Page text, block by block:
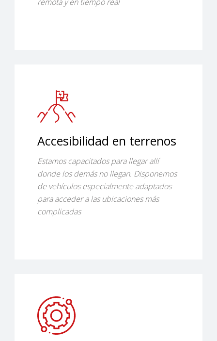
Accesibilidad en terrenos
Estamos capacitados para llegar allí
donde los demás no llegan. Disponemos
de vehículos especialmente adaptados
para acceder a las ubicaciones más
complicadas